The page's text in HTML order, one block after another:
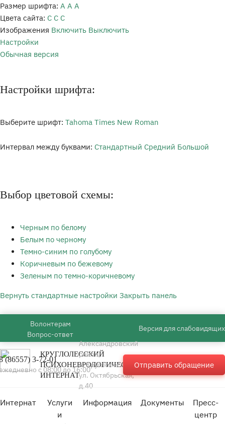
Размер шрифта: A A A
Цвета сайта: С С С
Изображения Включить Выключить
Настройки
Обычная версия
Настройки шрифта:
Выберите шрифт: Tahoma Times New Roman
Интервал между буквами: Стандартный Средний Большой
Выбор цветовой схемы:
Черным по белому
Белым по черному
Темно-синим по голубому
Коричневым по бежевому
Зеленым по темно-коричневому
Вернуть стандартные настройки Закрыть панель
Волонтерам
Вопрос-ответ
Версия для слабовидящих
КРУГЛОЛЕССКИЙ
ПСИХОНЕВРОЛОГИЧЕСКИЙ
ИНТЕРНАТ
Александровский
район,
с. Круглолесское,
ул. Октябрьская,
д.40
(86557) 3-72-01
с 08:00 до 16:00
Отправить обращение
Интернат
Услуги
и
Информация Документы
Пресс-
центр